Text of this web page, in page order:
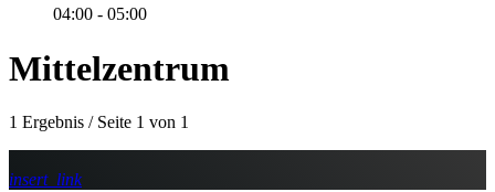
04:00 - 05:00
Mittelzentrum
1 Ergebnis / Seite 1 von 1
insert_link